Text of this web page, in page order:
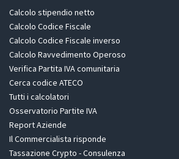
Calcolo stipendio netto
Calcolo Codice Fiscale
Calcolo Codice Fiscale inverso
Calcolo Ravvedimento Operoso
Verifica Partita IVA comunitaria
Cerca codice ATECO
Tutti i calcolatori
Osservatorio Partite IVA
Report Aziende
Il Commercialista risponde
Tassazione Crypto - Consulenza